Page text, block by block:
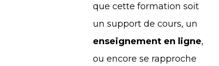
que cette formation soit
un support de cours, un
enseignement en ligne,
ou encore se rapproche